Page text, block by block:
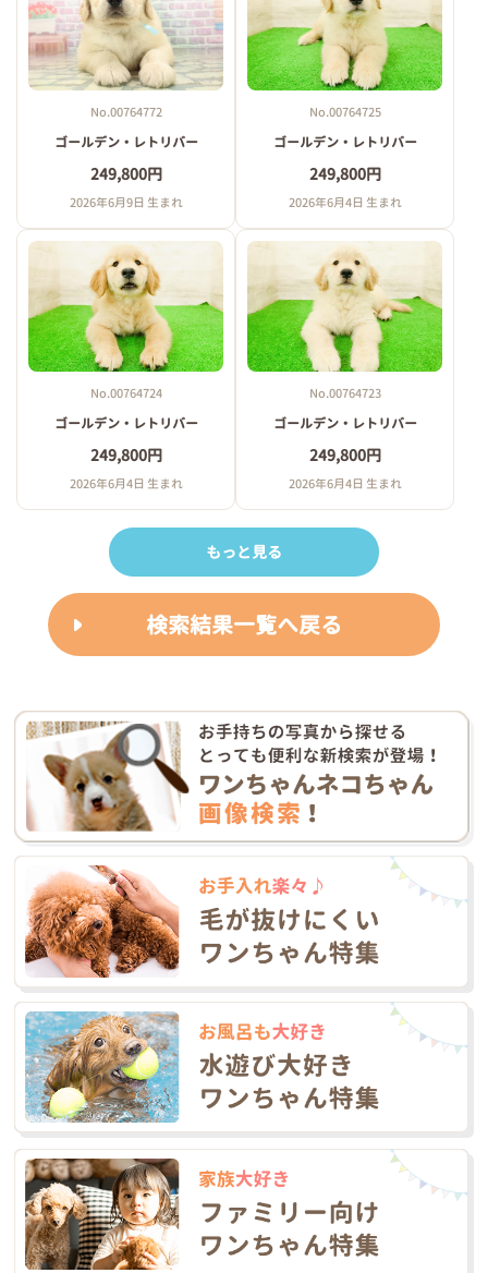
No.00764772
ゴールデン・レトリバー
249,800円
2026年6月9日 生まれ
No.00764725
ゴールデン・レトリバー
249,800円
2026年6月4日 生まれ
No.00764724
ゴールデン・レトリバー
249,800円
2026年6月4日 生まれ
No.00764723
ゴールデン・レトリバー
249,800円
2026年6月4日 生まれ
もっと見る
検索結果一覧へ戻る